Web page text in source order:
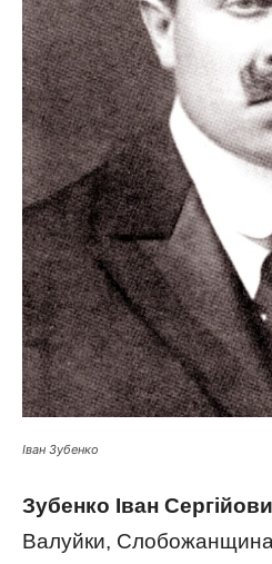
Іван Зубенко
Зубенко Іван
Валуйки,